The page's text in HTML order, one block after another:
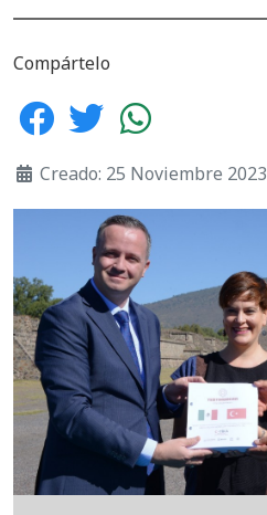
Compártelo
Creado: 25 Noviembre 2023